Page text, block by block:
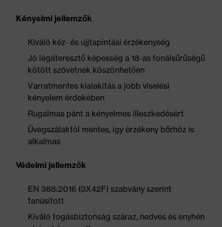
Kényelmi jellemzők
Kiváló kéz- és ujjtapintási érzékenység
Jó légáteresztő képesség a 18-as fonálsűrűségű
kötött szövetnek köszönhetően
Varratmentes kialakítás a jobb viselési
kényelem érdekében
Rugalmas pánt a kényelmes illeszkedésért
Üvegszálaktól mentes, így érzékeny bőrhöz is
alkalmas
Védelmi jellemzők
EN 388:2016 (3X42F) szabvány szerint
tanúsított
Kiváló fogásbiztonság száraz, nedves és enyhén